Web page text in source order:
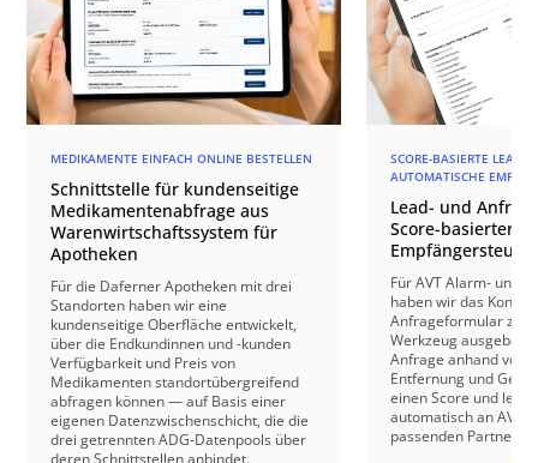
MEDIKAMENTE EINFACH ONLINE BESTELLEN
Schnittstelle für kundenseitige
Medikamentenabfrage aus
Warenwirtschaftssystem für
Apotheken
Für die Daferner Apotheken mit drei
Standorten haben wir eine
kundenseitige Oberfläche entwickelt,
über die Endkundinnen und -kunden
Verfügbarkeit und Preis von
Medikamenten standortübergreifend
abfragen können — auf Basis einer
eigenen Datenzwischenschicht, die die
drei getrennten ADG-Datenpools über
deren Schnittstellen anbindet.
SCORE-BASIERTE LEAD-
AUTOMATISCHE
Lead- und
Score-basierter
Für AVT Alarm- und
haben wir das
Anfrageformular zu
Werkzeug
Anfrage anhand von
Entfernung und
einen Score und
automatisch an AVT
passenden